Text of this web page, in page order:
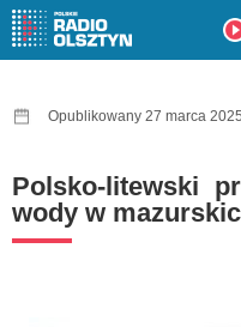
Opublikowany 27 marca 2025
Polsko-litewski
wody w